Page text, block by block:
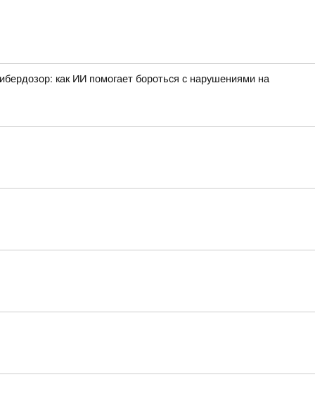
как ИИ помогает бороться с нарушениями на